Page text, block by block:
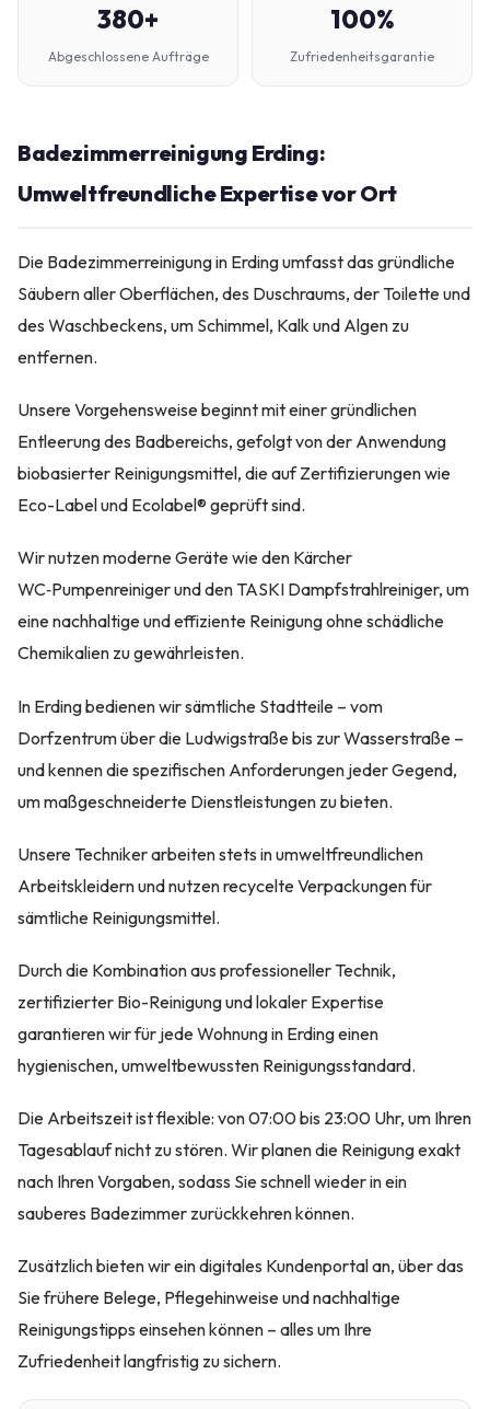
380+
Abgeschlossene Aufträge
100%
Zufriedenheitsgarantie
Badezimmerreinigung Erding:
Umweltfreundliche Expertise vor Ort
Die Badezimmerreinigung in Erding umfasst das gründliche
Säubern aller Oberflächen, des Duschraums, der Toilette und
des Waschbeckens, um Schimmel, Kalk und Algen zu
entfernen.
Unsere Vorgehensweise beginnt mit einer gründlichen
Entleerung des Badbereichs, gefolgt von der Anwendung
biobasierter Reinigungsmittel, die auf Zertifizierungen wie
Eco-Label und Ecolabel® geprüft sind.
Wir nutzen moderne Geräte wie den Kärcher
WC‑Pumpenreiniger und den TASKI Dampfstrahlreiniger, um
eine nachhaltige und effiziente Reinigung ohne schädliche
Chemikalien zu gewährleisten.
In Erding bedienen wir sämtliche Stadtteile – vom
Dorfzentrum über die Ludwigstraße bis zur Wasserstraße –
und kennen die spezifischen Anforderungen jeder Gegend,
um maßgeschneiderte Dienstleistungen zu bieten.
Unsere Techniker arbeiten stets in umweltfreundlichen
Arbeitskleidern und nutzen recycelte Verpackungen für
sämtliche Reinigungsmittel.
Durch die Kombination aus professioneller Technik,
zertifizierter Bio-Reinigung und lokaler Expertise
garantieren wir für jede Wohnung in Erding einen
hygienischen, umweltbewussten Reinigungsstandard.
Die Arbeitszeit ist flexible: von 07:00 bis 23:00 Uhr, um Ihren
Tagesablauf nicht zu stören. Wir planen die Reinigung exakt
nach Ihren Vorgaben, sodass Sie schnell wieder in ein
sauberes Badezimmer zurückkehren können.
Zusätzlich bieten wir ein digitales Kundenportal an, über das
Sie frühere Belege, Pflegehinweise und nachhaltige
Reinigungstipps einsehen können – alles um Ihre
Zufriedenheit langfristig zu sichern.